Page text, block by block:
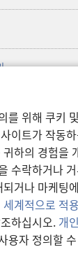
를 위해 쿠키
이트가 작동
하의 경험을
수락하거나
거나 마케팅
세계적으로 적
하십시오. 개
용자 정의할
and Tract
호 정책| 개인